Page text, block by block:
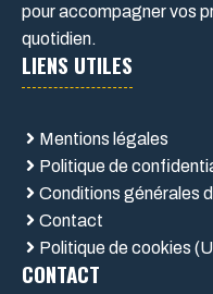
pour accompagner vos
quotidien.
LIENS UTILES
Mentions légales
Politique de
Conditions générales
Contact
Politique de cookies
CONTACT